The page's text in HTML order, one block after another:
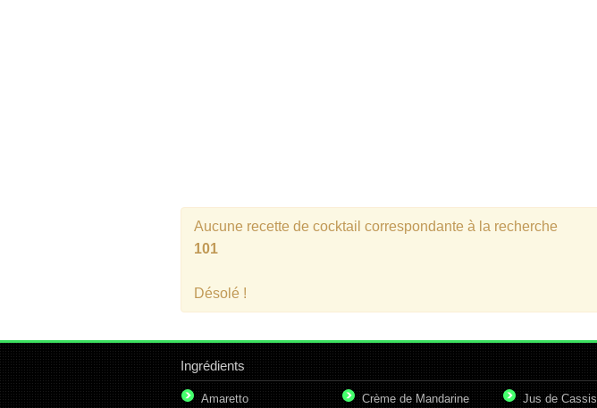
Aucune recette de cocktail correspondante à la recherche
101
Désolé !
Ingrédients
Amaretto
Crème de Mandarine
Jus de Cassis